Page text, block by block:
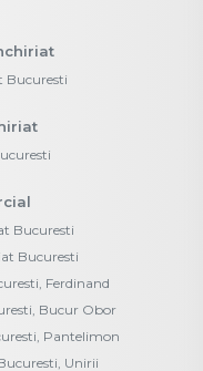
Bucuresti
Bucuresti
Bucuresti
Ferdinand
Bucur Obor
Pantelimon
Unirii